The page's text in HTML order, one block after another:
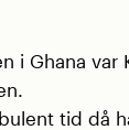
i Ghana
tid då